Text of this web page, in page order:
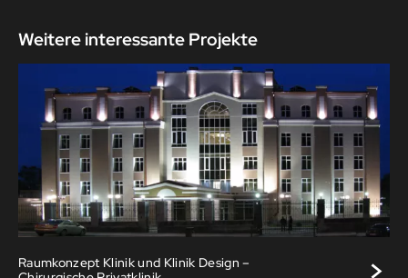
Weitere interessante Projekte
Raumkonzept Klinik und Klinik Design –